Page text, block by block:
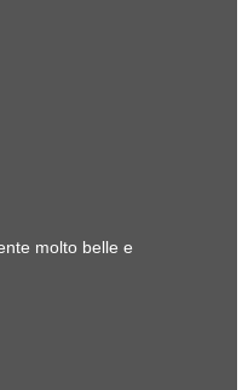
molto belle e